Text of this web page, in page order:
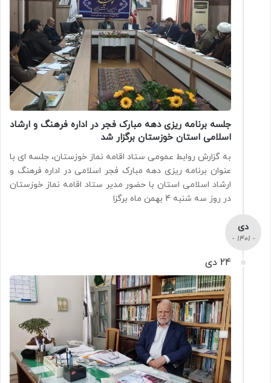
جلسه برنامه ریزی دهه مبارک فجر در اداره فرهنگ و ارشاد
اسلامی استان خوزستان برگزار شد
به گزارش روابط عمومی ستاد اقامه نماز خوزستان، جلسه ای با
عنوان برنامه ریزی دهه مبارک فجر اسلامی در اداره فرهنگ و
ارشاد اسلامی استان با حضور مدیر ستاد اقامه نماز خوزستان
در روز سه شنبه 4 بهمن ماه برگزا
دی
- 1401 -
24 دی